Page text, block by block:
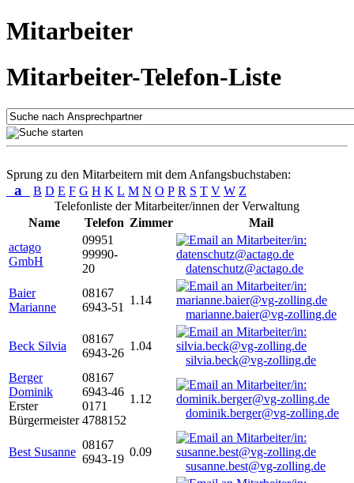
Mitarbeiter
Mitarbeiter-Telefon-Liste
Sprung zu den Mitarbeitern mit dem Anfangsbuchstaben:
a B D E F G H K L M N O P R S T V W Z
Telefonliste der Mitarbeiter/innen der Verwaltung
Name
Telefon Zimmer
Mail
actago
GmbH
09951
99990-
20
datenschutz@actago.de
Baier
Marianne
08167
6943-51
1.14
marianne.baier@vg-zolling.de
Beck Silvia
08167
6943-26
1.04
silvia.beck@vg-zolling.de
Berger
Dominik
Erster
Bürgermeister
08167
6943-46
0171
4788152
1.12
dominik.berger@vg-zolling.de
Best Susanne
08167
6943-19
0.09
susanne.best@vg-zolling.de